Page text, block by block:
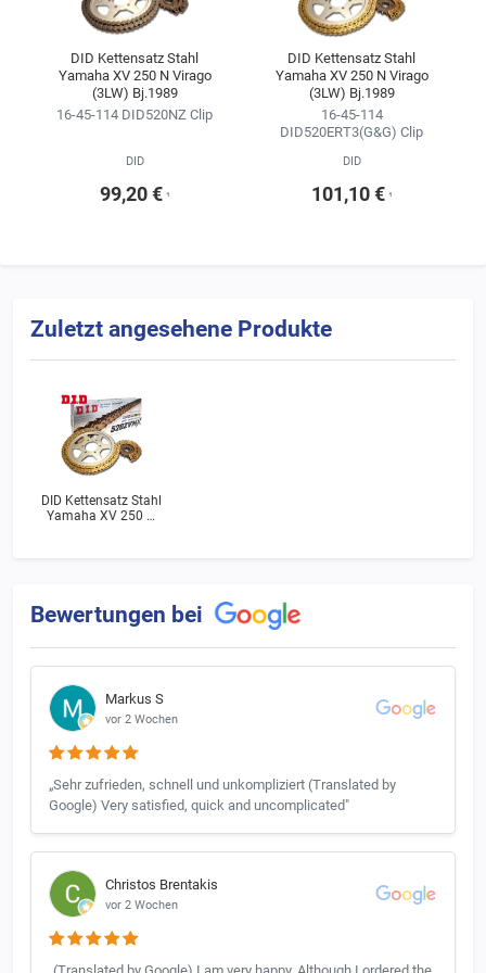
Kitkonfigurator ändern.
Wir empfehlen, sich für die Kette im Kettensatz stets an der
Erstausrüsterqualität zu orientieren
(siehe Ergebnisse der Fahrzeugsuche).
DID Kettensatz Stahl
Yamaha XV 250 N Virago
(3LW) Bj.1989
16-45-114 DID520NZ Clip
DID
99,20 € ¹
DID Kettensatz Stahl
Yamaha XV 250 N Virago
(3LW) Bj.1989
16-45-114
DID520ERT3(G&G) Clip
DID
101,10 € ¹
Zuletzt angesehene Produkte
DID Kettensatz Stahl
Yamaha XV 250 N
Bewertungen bei
Markus S
vor 2 Wochen
„Sehr zufrieden, schnell und unkompliziert (Translated by
Google) Very satisfied, quick and uncomplicated"
Christos Brentakis
vor 2 Wochen